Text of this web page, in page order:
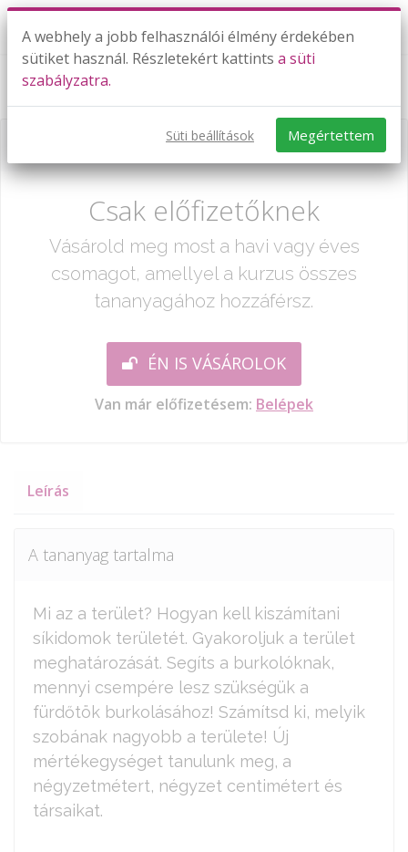
Már csak egy lépés:
Csak előfizetőknek
Vásárold meg most a havi vagy éves
csomagot, amellyel a kurzus összes
tananyagához hozzáférsz.
ÉN IS VÁSÁROLOK
Van már előfizetésem: Belépek
Leírás
A tananyag tartalma
Mi az a terület? Hogyan kell kiszámítani
síkidomok területét. Gyakoroljuk a terület
meghatározását. Segíts a burkolóknak,
mennyi csempére lesz szükségük a
fürdőtök burkolásához! Számítsd ki, melyik
szobának nagyobb a területe! Új
mértékegységet tanulunk meg, a
négyzetmétert, négyzet centimétert és
társaikat.
A webhely a jobb felhasználói élmény érdekében
sütiket használ. Részletekért kattints a süti
szabályzatra.
Süti beállítások Megértettem